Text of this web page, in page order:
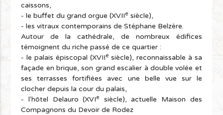
caissons,
- le buffet du grand orgue (XVIIe siècle),
- les vitraux contemporains de Stéphane Belzère.
Autour de la cathédrale, de nombreux édifices
témoignent du riche passé de ce quartier :
- le palais épiscopal (XVIIe siècle), reconnaissable à sa
façade en brique, son grand escalier à double volée et
ses terrasses fortifiées avec une belle vue sur le
clocher depuis la cour du palais,
- l'hôtel Delauro (XVIe
siècle), actuelle Maison des
Compagnons du Devoir de Rodez